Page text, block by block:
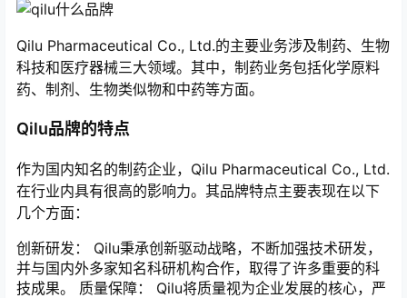
Qilu Pharmaceutical Co., Ltd.的主要业务涉及制药、生物
科技和医疗器械三大领域。其中，制药业务包括化学原料
药、制剂、生物类似物和中药等方面。
Qilu品牌的特点
作为国内知名的制药企业，Qilu Pharmaceutical Co., Ltd.
在行业内具有很高的影响力。其品牌特点主要表现在以下
几个方面：
创新研发： Qilu秉承创新驱动战略，不断加强技术研发，
并与国内外多家知名科研机构合作，取得了许多重要的科
技成果。 质量保障： Qilu将质量视为企业发展的核心，严